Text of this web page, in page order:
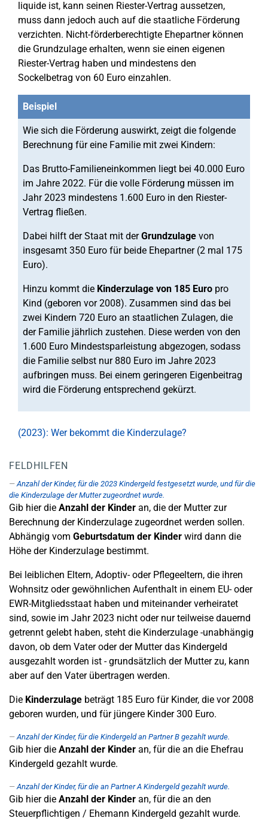
liquide ist, kann seinen Riester-Vertrag aussetzen,
muss dann jedoch auch auf die staatliche Förderung
verzichten. Nicht-förderberechtigte Ehepartner können
die Grundzulage erhalten, wenn sie einen eigenen
Riester-Vertrag haben und mindestens den
Sockelbetrag von 60 Euro einzahlen.
Beispiel
Wie sich die Förderung auswirkt, zeigt die folgende
Berechnung für eine Familie mit zwei Kindern:
Das Brutto-Familieneinkommen liegt bei 40.000 Euro
im Jahre 2022. Für die volle Förderung müssen im
Jahr 2023 mindestens 1.600 Euro in den Riester-
Vertrag fließen.
Dabei hilft der Staat mit derGrundzulage von
insgesamt 350 Euro für beide Ehepartner (2 mal 175
Euro).
Hinzu kommt die Kinderzulage von 185 Euro pro
Kind (geboren vor 2008). Zusammen sind das bei
zwei Kindern 720 Euro an staatlichen Zulagen, die
der Familie jährlich zustehen. Diese werden von den
1.600 Euro Mindestsparleistung abgezogen, sodass
die Familie selbst nur 880 Euro im Jahre 2023
aufbringen muss. Bei einem geringeren Eigenbeitrag
wird die Förderung entsprechend gekürzt.
(2023): Wer bekommt die Kinderzulage?
FELDHILFEN
Anzahl der Kinder, für die 2023 Kindergeld festgesetzt wurde, und für die
die Kinderzulage der Mutter zugeordnet wurde.
Gib hier die Anzahl der Kinder an, die der Mutter zur
Berechnung der Kinderzulage zugeordnet werden sollen.
Abhängig vom Geburtsdatum der Kinder wird dann die
Höhe der Kinderzulage bestimmt.
Bei leiblichen Eltern, Adoptiv- oder Pflegeeltern, die ihren
Wohnsitz oder gewöhnlichen Aufenthalt in einem EU- oder
EWR-Mitgliedsstaat haben und miteinander verheiratet
sind, sowie im Jahr 2023 nicht oder nur teilweise dauernd
getrennt gelebt haben, steht die Kinderzulage -unabhängig
davon, ob dem Vater oder der Mutter das Kindergeld
ausgezahlt worden ist - grundsätzlich der Mutter zu, kann
aber auf den Vater übertragen werden.
Die Kinderzulage beträgt 185 Euro für Kinder, die vor 2008
geboren wurden, und für jüngere Kinder 300 Euro.
Anzahl der Kinder, für die Kindergeld an Partner B gezahlt wurde.
Gib hier die Anzahl der Kinder an, für die an die Ehefrau
Kindergeld gezahlt wurde.
Anzahl der Kinder, für die an Partner A Kindergeld gezahlt wurde.
Gib hier die Anzahl der Kinder an, für die an den
Steuerpflichtigen / Ehemann Kindergeld gezahlt wurde.